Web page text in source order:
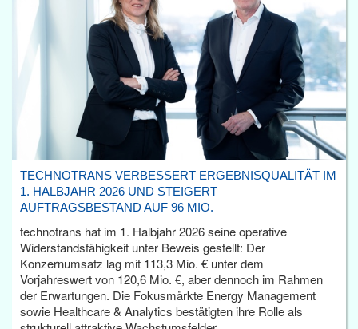
TECHNOTRANS VERBESSERT ERGEBNISQUALITÄT IM
1. HALBJAHR 2026 UND STEIGERT
AUFTRAGSBESTAND AUF 96 MIO.
technotrans hat im 1. Halbjahr 2026 seine operative
Widerstandsfähigkeit unter Beweis gestellt: Der
Konzernumsatz lag mit 113,3 Mio. € unter dem
Vorjahreswert von 120,6 Mio. €, aber dennoch im Rahmen
der Erwartungen. Die Fokusmärkte Energy Management
sowie Healthcare & Analytics bestätigten ihre Rolle als